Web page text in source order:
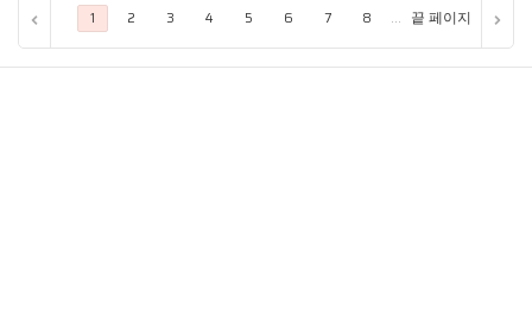
1 2 3 4 5 6 7 8 ... 끝 페이지